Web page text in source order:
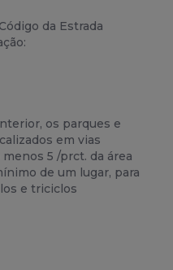
da Estrada
os parques e
em vias
5 /prct. da área
de um lugar, para
e triciclos